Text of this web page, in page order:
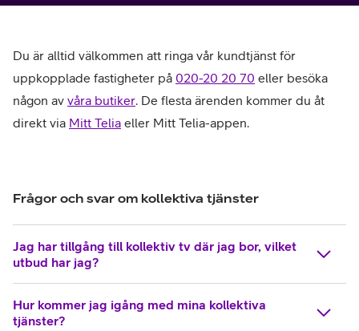
Du är alltid välkommen att ringa vår kundtjänst för
uppkopplade fastigheter på 020-20 20 70 eller besöka
någon av våra butiker. De flesta ärenden kommer du åt
direkt via Mitt Telia eller Mitt Telia-appen.
Frågor och svar om kollektiva tjänster
Jag har tillgång till kollektiv tv där jag bor, vilket
utbud har jag?
Hur kommer jag igång med mina kollektiva
tjänster?